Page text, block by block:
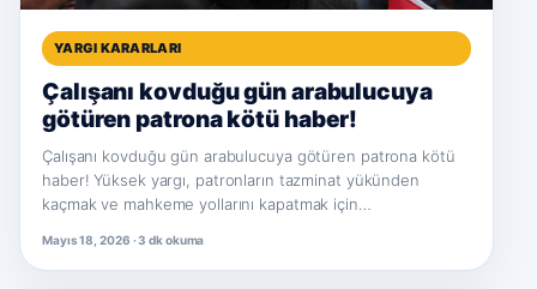
YARGI KARARLARI
Çalışanı kovduğu gün arabulucuya
götüren patrona kötü haber!
Çalışanı kovduğu gün arabulucuya götüren patrona kötü
haber! Yüksek yargı, patronların tazminat yükünden
kaçmak ve mahkeme yollarını kapatmak için…
Mayıs 18, 2026 · 3 dk okuma